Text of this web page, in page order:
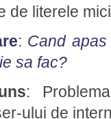
de literele
: Cand
sa fac?
:
ului de